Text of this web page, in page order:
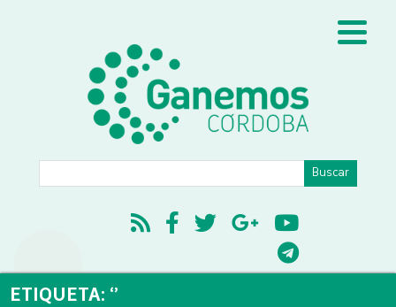
ETIQUETA: ‘’